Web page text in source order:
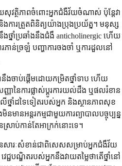
សុវត្ថិភាព​ចំពោះ​អ្នកជំងឺ​វ័យ​ចំណាស់ ប៉ុន្តែ​វា​
និង​ការ​ត្រួត​ពិនិត្យ​យ៉ាង​ប្រុង​ប្រយ័ត្ន។ មនុស្ស​
ាំ​ប្រឆាំង​នឹង​ជំងឺ​ anticholinergic ហើយ​
ភាន់​ច្រឡំ បញ្ហា​ការ​ចងចាំ ឬ​ការ​ដួល​នៅ​
ង​ចាប់​ផ្តើម​ដោយ​កម្រិត​ថ្នាំ​ទាប ហើយ​
ញា​នៃ​ការ​ផ្លាស់ប្តូរ​ការ​យល់​ដឹង ឬ​ផល​រំខាន​
នាំ​ដទៃ​ទៀត​របស់​អ្នក និង​ស្ថានភាព​សុខ
ន​មាន​អន្តរកម្ម​ជាមួយ​ការព្យាបាល​បច្ចុប្បន្ន​
ស្រាប់​កាន់​តែ​អាក្រក់​នោះ​ទេ។
សារៈសំខាន់​ជា​ពិសេស​សម្រាប់​អ្នកជំងឺ​វ័យ​
បណ្ឌិត​របស់​អ្នក​នឹង​វាយ​តម្លៃ​ថា​តើ​ថ្នាំ​នៅ​